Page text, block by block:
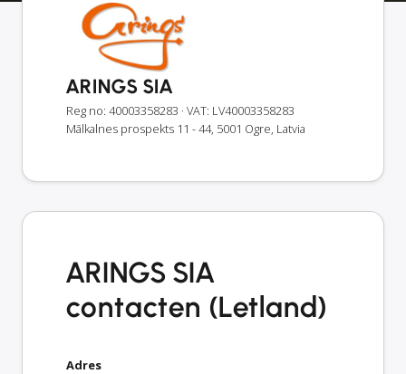
ARINGS SIA
Reg no: 40003358283 · VAT: LV40003358283
Mālkalnes prospekts 11 - 44, 5001 Ogre, Latvia
ARINGS SIA
contacten (Letland)
Adres